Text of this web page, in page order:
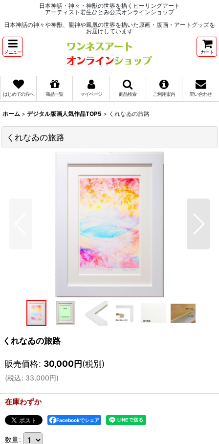
日本神話・神々・神獣の世界を描くヒーリングアート
アーティスト若生ひとみ公式オンラインショップ
日本神話の神々や神獣、龍神や鳳凰の世界を描いた原画・版画・アートグッズを
お届けしています
メニュー カート
はじめての方へ 商品一覧 マイページ 商品検索 ご利用案内 問い合わせ
ホーム > デジタル版画人気作品TOP5 > くれなゐの旅路
くれなゐの旅路
くれなゐの旅路
販売価格: 30,000円(税別)
(税込: 33,000円)
在庫わずか
Facebookでシェア
数量: